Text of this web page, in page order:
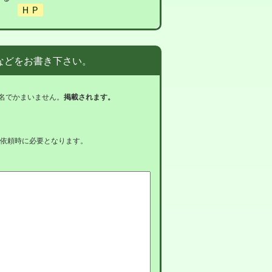
をお書き下さい。
でかまいません。 掲載されます。
頼時に必要となります。